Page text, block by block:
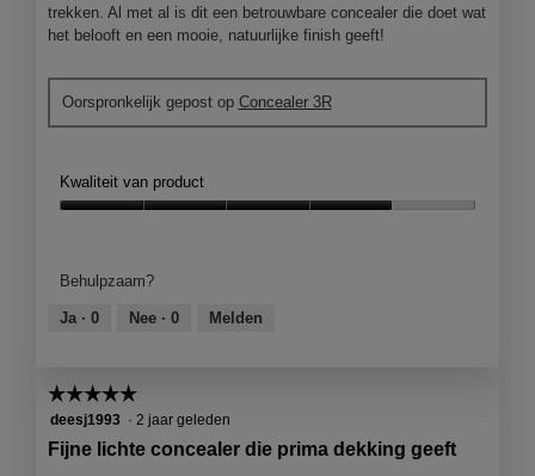
trekken. Al met al is dit een betrouwbare concealer die doet wat
het belooft en een mooie, natuurlijke finish geeft!
Oorspronkelijk gepost op Concealer 3R
Kwaliteit van product
4
van
Behulpzaam?
Ja · 0 Nee · 0 Melden
☆☆☆☆☆
☆☆☆☆☆
5
deesj1993 · 2 jaar geleden
Fijne lichte concealer die prima dekking geeft